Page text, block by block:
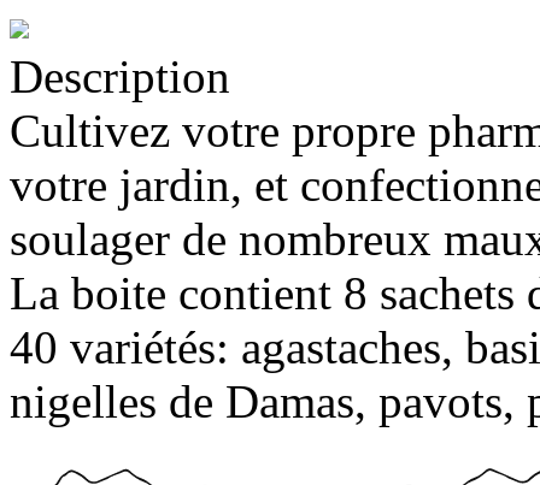
Description
Cultivez votre propre
votre jardin, et
soulager de nombreux
La boite contient 8 sachets
40 variétés: agastaches,
nigelles de Damas, pavots,